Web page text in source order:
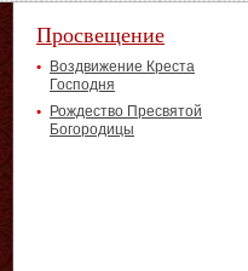
Просвещение
Воздвижение Креста
Господня
Рождество Пресвятой
Богородицы